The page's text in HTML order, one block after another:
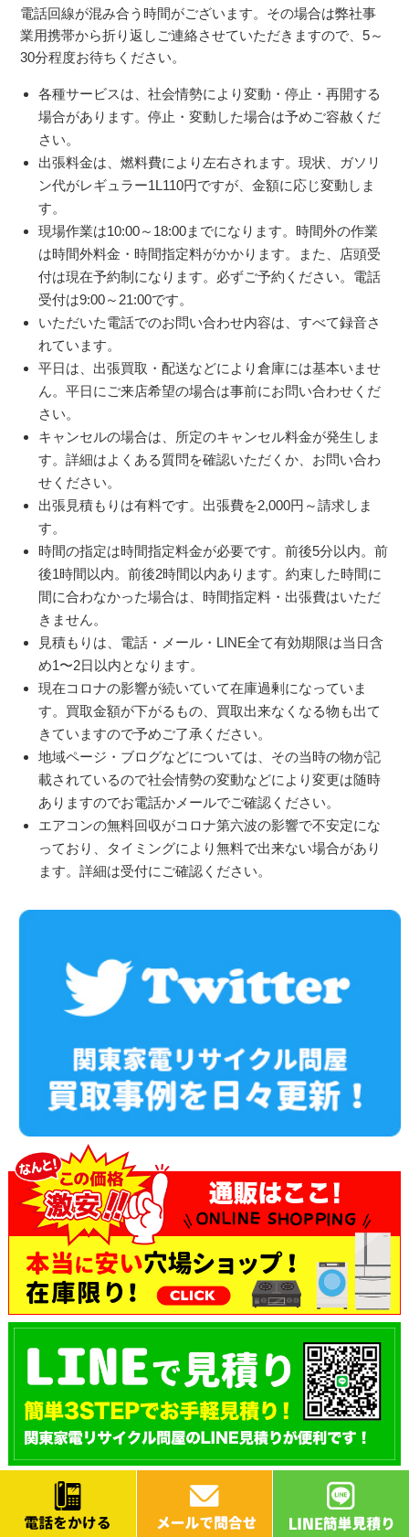
電話回線が混み合う時間がございます。その場合は弊社事
業用携帯から折り返しご連絡させていただきますので、5～
30分程度お待ちください。
各種サービスは、社会情勢により変動・停止・再開する
場合があります。停止・変動した場合は予めご容赦くだ
さい。
出張料金は、燃料費により左右されます。現状、ガソリ
ン代がレギュラー1L110円ですが、金額に応じ変動しま
す。
現場作業は10:00～18:00までになります。時間外の作業
は時間外料金・時間指定料がかかります。また、店頭受
付は現在予約制になります。必ずご予約ください。電話
受付は9:00～21:00です。
いただいた電話でのお問い合わせ内容は、すべて録音さ
れています。
平日は、出張買取・配送などにより倉庫には基本いませ
ん。平日にご来店希望の場合は事前にお問い合わせくだ
さい。
キャンセルの場合は、所定のキャンセル料金が発生しま
す。詳細はよくある質問を確認いただくか、お問い合わ
せください。
出張見積もりは有料です。出張費を2,000円～請求しま
す。
時間の指定は時間指定料金が必要です。前後5分以内。前
後1時間以内。前後2時間以内あります。約束した時間に
間に合わなかった場合は、時間指定料・出張費はいただ
きません。
見積もりは、電話・メール・LINE全て有効期限は当日含
め1〜2日以内となります。
現在コロナの影響が続いていて在庫過剰になっていま
す。買取金額が下がるもの、買取出来なくなる物も出て
きていますので予めご了承ください。
地域ページ・ブログなどについては、その当時の物が記
載されているので社会情勢の変動などにより変更は随時
ありますのでお電話かメールでご確認ください。
エアコンの無料回収がコロナ第六波の影響で不安定にな
っており、タイミングにより無料で出来ない場合があり
ます。詳細は受付にご確認ください。